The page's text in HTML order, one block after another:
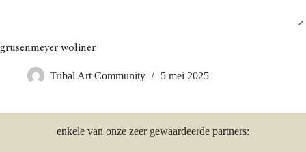
grusenmeyer woliner
Tribal Art Community 5 mei 2025
enkele van onze zeer gewaardeerde partners: